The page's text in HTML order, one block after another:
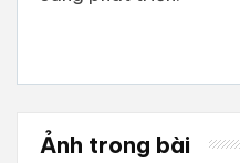
Ảnh trong bài